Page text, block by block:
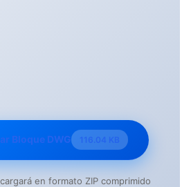
Bloque DWG 116.04 KB
en formato ZIP comprimido